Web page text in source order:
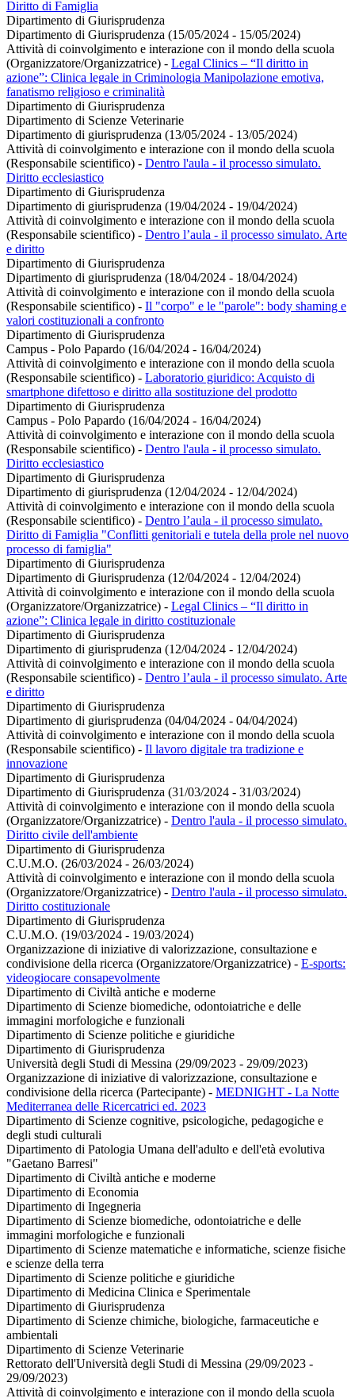
Diritto di Famiglia
Dipartimento di Giurisprudenza
Dipartimento di Giurisprudenza (15/05/2024 - 15/05/2024)
Attività di coinvolgimento e interazione con il mondo della scuola
(Organizzatore/Organizzatrice) - Legal Clinics – “Il diritto in
azione”: Clinica legale in Criminologia Manipolazione emotiva,
fanatismo religioso e criminalità
Dipartimento di Giurisprudenza
Dipartimento di Scienze Veterinarie
Dipartimento di giurisprudenza (13/05/2024 - 13/05/2024)
Attività di coinvolgimento e interazione con il mondo della scuola
(Responsabile scientifico) - Dentro l'aula - il processo simulato.
Diritto ecclesiastico
Dipartimento di Giurisprudenza
Dipartimento di giurisprudenza (19/04/2024 - 19/04/2024)
Attività di coinvolgimento e interazione con il mondo della scuola
(Responsabile scientifico) - Dentro l’aula - il processo simulato. Arte
e diritto
Dipartimento di Giurisprudenza
Dipartimento di giurisprudenza (18/04/2024 - 18/04/2024)
Attività di coinvolgimento e interazione con il mondo della scuola
(Responsabile scientifico) - Il "corpo" e le "parole": body shaming e
valori costituzionali a confronto
Dipartimento di Giurisprudenza
Campus - Polo Papardo (16/04/2024 - 16/04/2024)
Attività di coinvolgimento e interazione con il mondo della scuola
(Responsabile scientifico) - Laboratorio giuridico: Acquisto di
smartphone difettoso e diritto alla sostituzione del prodotto
Dipartimento di Giurisprudenza
Campus - Polo Papardo (16/04/2024 - 16/04/2024)
Attività di coinvolgimento e interazione con il mondo della scuola
(Responsabile scientifico) - Dentro l'aula - il processo simulato.
Diritto ecclesiastico
Dipartimento di Giurisprudenza
Dipartimento di giurisprudenza (12/04/2024 - 12/04/2024)
Attività di coinvolgimento e interazione con il mondo della scuola
(Responsabile scientifico) - Dentro l’aula - il processo simulato.
Diritto di Famiglia "Conflitti genitoriali e tutela della prole nel nuovo
processo di famiglia"
Dipartimento di Giurisprudenza
Dipartimento di Giurisprudenza (12/04/2024 - 12/04/2024)
Attività di coinvolgimento e interazione con il mondo della scuola
(Organizzatore/Organizzatrice) - Legal Clinics – “Il diritto in
azione”: Clinica legale in diritto costituzionale
Dipartimento di Giurisprudenza
Dipartimento di giurisprudenza (12/04/2024 - 12/04/2024)
Attività di coinvolgimento e interazione con il mondo della scuola
(Responsabile scientifico) - Dentro l’aula - il processo simulato. Arte
e diritto
Dipartimento di Giurisprudenza
Dipartimento di giurisprudenza (04/04/2024 - 04/04/2024)
Attività di coinvolgimento e interazione con il mondo della scuola
(Responsabile scientifico) - Il lavoro digitale tra tradizione e
innovazione
Dipartimento di Giurisprudenza
Dipartimento di Giurisprudenza (31/03/2024 - 31/03/2024)
Attività di coinvolgimento e interazione con il mondo della scuola
(Organizzatore/Organizzatrice) - Dentro l'aula - il processo simulato.
Diritto civile dell'ambiente
Dipartimento di Giurisprudenza
C.U.M.O. (26/03/2024 - 26/03/2024)
Attività di coinvolgimento e interazione con il mondo della scuola
(Organizzatore/Organizzatrice) - Dentro l'aula - il processo simulato.
Diritto costituzionale
Dipartimento di Giurisprudenza
C.U.M.O. (19/03/2024 - 19/03/2024)
Organizzazione di iniziative di valorizzazione, consultazione e
condivisione della ricerca (Organizzatore/Organizzatrice) - E-sports:
videogiocare consapevolmente
Dipartimento di Civiltà antiche e moderne
Dipartimento di Scienze biomediche, odontoiatriche e delle
immagini morfologiche e funzionali
Dipartimento di Scienze politiche e giuridiche
Dipartimento di Giurisprudenza
Università degli Studi di Messina (29/09/2023 - 29/09/2023)
Organizzazione di iniziative di valorizzazione, consultazione e
condivisione della ricerca (Partecipante) - MEDNIGHT - La Notte
Mediterranea delle Ricercatrici ed. 2023
Dipartimento di Scienze cognitive, psicologiche, pedagogiche e
degli studi culturali
Dipartimento di Patologia Umana dell'adulto e dell'età evolutiva
"Gaetano Barresi"
Dipartimento di Civiltà antiche e moderne
Dipartimento di Economia
Dipartimento di Ingegneria
Dipartimento di Scienze biomediche, odontoiatriche e delle
immagini morfologiche e funzionali
Dipartimento di Scienze matematiche e informatiche, scienze fisiche
e scienze della terra
Dipartimento di Scienze politiche e giuridiche
Dipartimento di Medicina Clinica e Sperimentale
Dipartimento di Giurisprudenza
Dipartimento di Scienze chimiche, biologiche, farmaceutiche e
ambientali
Dipartimento di Scienze Veterinarie
Rettorato dell'Università degli Studi di Messina (29/09/2023 -
29/09/2023)
Attività di coinvolgimento e interazione con il mondo della scuola